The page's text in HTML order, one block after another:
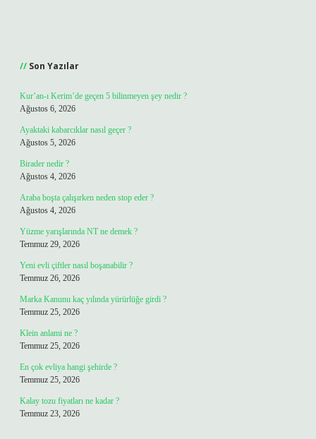
Son Yazılar
Kur’an-ı Kerim’de geçen 5 bilinmeyen şey nedir ?
Ağustos 6, 2026
Ayaktaki kabarcıklar nasıl geçer ?
Ağustos 5, 2026
Birader nedir ?
Ağustos 4, 2026
Araba boşta çalışırken neden stop eder ?
Ağustos 4, 2026
Yüzme yarışlarında NT ne demek ?
Temmuz 29, 2026
Yeni evli çiftler nasıl boşanabilir ?
Temmuz 26, 2026
Marka Kanunu kaç yılında yürürlüğe girdi ?
Temmuz 25, 2026
Klein anlami ne ?
Temmuz 25, 2026
En çok evliya hangi şehirde ?
Temmuz 25, 2026
Kalay tozu fiyatları ne kadar ?
Temmuz 23, 2026